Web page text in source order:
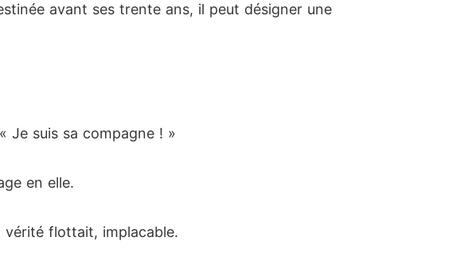
avant ses trente ans, il peut désigner une
Je suis sa compagne ! »
en elle.
vérité flottait, implacable.